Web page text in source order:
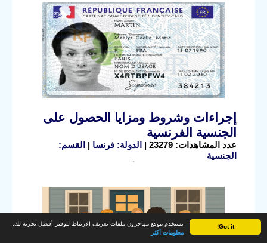
Got it!
يستخدم موقع مهاجرون ملفات تعريف الارتباط لتوفير أفضل تجربة لك.
معلومات أكثر
إجراءات وشروط ومزايا الحصول على
الجنسية الفرنسية
عدد المشاهدات: 23279 | الدولة: فرنسا | القسم:
الجنسية